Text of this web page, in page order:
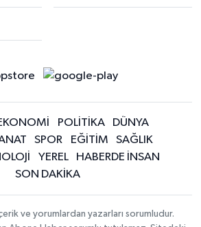
POLİTİKA
DÜNYA
SPOR EĞİTİM
SAĞLIK
YEREL
HABERDE İNSAN
SON DAKİKA
ve yorumlardan yazarları sorumludur.